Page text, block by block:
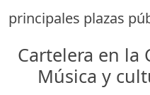
principales plazas
Cartelera en la
Música y